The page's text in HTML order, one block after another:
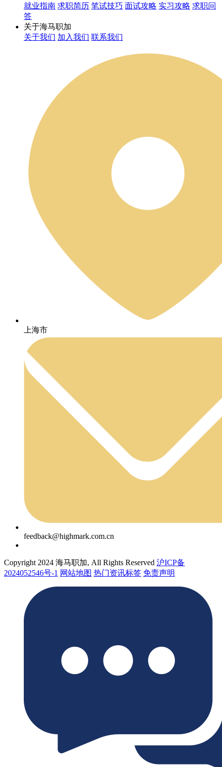
就业指南 求职简历 笔试技巧 面试攻略 实习攻略 求职问
答
关于海马职加
关于我们 加入我们 联系我们
上海市
feedback@highmark.com.cn
Copyright 2024 海马职加, All Rights Reserved 沪ICP备
2024052546号-1 网站地图 热门资讯标签 免责声明